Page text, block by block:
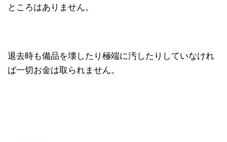
ところはありません。
退去時も備品を壊したり極端に汚したりしていなけれ
ば一切お金は取られません。